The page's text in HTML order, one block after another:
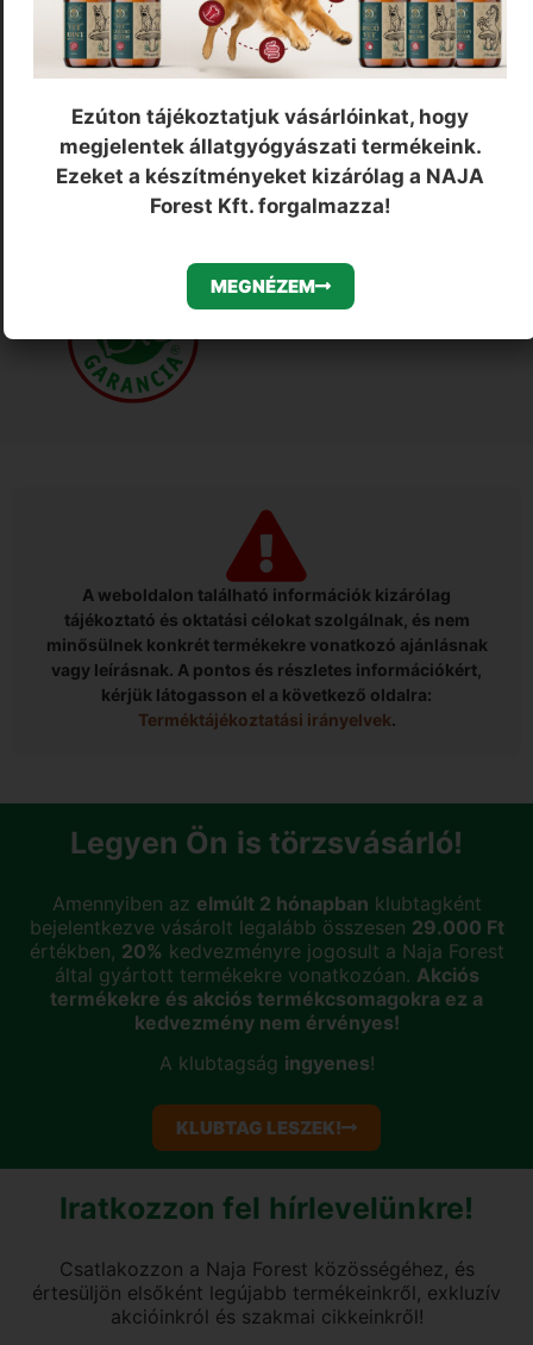
A weboldalon található információk kizárólag
tájékoztató és oktatási célokat szolgálnak, és nem
minősülnek konkrét termékekre vonatkozó ajánlásnak
vagy leírásnak. A pontos és részletes információkért,
kérjük látogasson el a következő oldalra:
Terméktájékoztatási irányelvek.
Legyen Ön is törzsvásárló!
Amennyiben az elmúlt 2 hónapban klubtagként
bejelentkezve vásárolt legalább összesen 29.000 Ft
értékben, 20% kedvezményre jogosult a Naja Forest
által gyártott termékekre vonatkozóan. Akciós
termékekre és akciós termékcsomagokra ez a
kedvezmény nem érvényes!
A klubtagság ingyenes!
KLUBTAG LESZEK!
Iratkozzon fel hírlevelünkre!
Csatlakozzon a Naja Forest közösségéhez, és
értesüljön elsőként legújabb termékeinkről, exkluzív
akcióinkról és szakmai cikkeinkről!
Ezúton tájékoztatjuk vásárlóinkat, hogy
megjelentek állatgyógyászati termékeink.
Ezeket a készítményeket kizárólag a NAJA
Forest Kft. forgalmazza!
MEGNÉZEM